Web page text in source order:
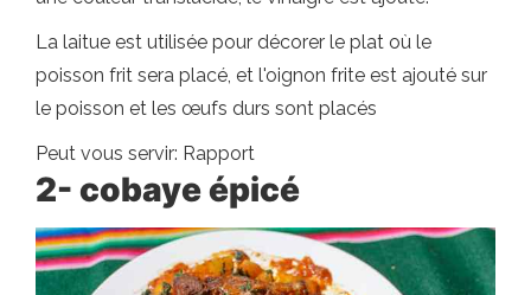
La laitue est utilisée pour décorer le plat où le
poisson frit sera placé, et l'oignon frite est ajouté sur
le poisson et les œufs durs sont placés
Peut vous servir: Rapport
2- cobaye épicé